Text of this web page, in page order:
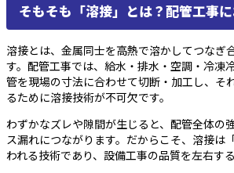
そもそも「溶接」とは？配管工事
溶接とは、金属同士を高熱で溶かしてつなぎ
す。配管工事では、給水・排水・空調・冷凍
管を現場の寸法に合わせて切断・加工し、そ
るために溶接技術が不可欠です。
わずかなズレや隙間が生じると、配管全体の
ス漏れにつながります。だからこそ、溶接は
われる技術であり、設備工事の品質を左右す